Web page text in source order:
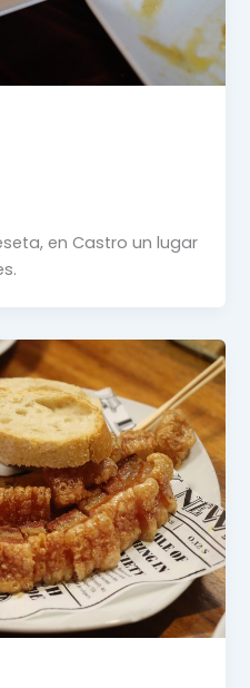
en Castro un lugar